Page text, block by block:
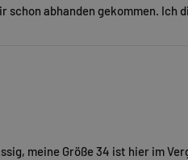
abhanden gekommen. Ich
meine Größe 34 ist hier im